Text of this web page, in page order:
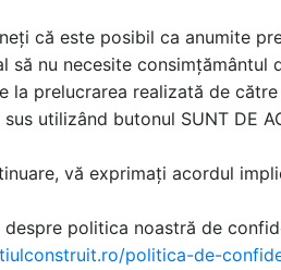
și alinierea sistemului
la Copii Marie Curie, unul
Viață, a fost conceput pentru a
un mediu care să prioritizeze
de clădire modern cu 9 etaje
și personalul medical, oferă
dificile pacienților și
că este posibil ca anumite
să nu necesite consimțământul
la prelucrarea realizată de
utilizând butonul SUNT DE
vă exprimați acordul
despre politica noastră de
politica-de-